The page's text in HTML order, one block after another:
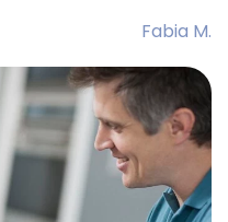
Fabia M.